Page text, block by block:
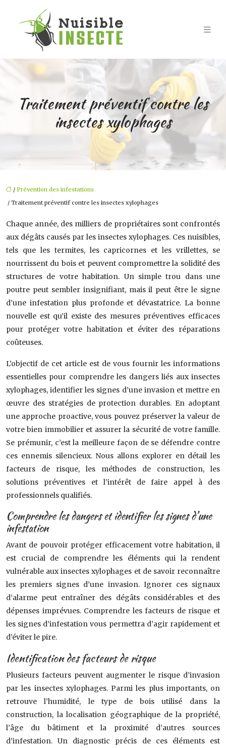
Traitement préventif contre les
insectes xylophages
/ Prévention des infestations
/ Traitement préventif contre les insectes xylophages
Chaque année, des milliers de propriétaires sont confrontés
aux dégâts causés par les insectes xylophages. Ces nuisibles,
tels que les termites, les capricornes et les vrillettes, se
nourrissent du bois et peuvent compromettre la solidité des
structures de votre habitation. Un simple trou dans une
poutre peut sembler insignifiant, mais il peut être le signe
d’une infestation plus profonde et dévastatrice. La bonne
nouvelle est qu’il existe des mesures préventives efficaces
pour protéger votre habitation et éviter des réparations
coûteuses.
L’objectif de cet article est de vous fournir les informations
essentielles pour comprendre les dangers liés aux insectes
xylophages, identifier les signes d’une invasion et mettre en
œuvre des stratégies de protection durables. En adoptant
une approche proactive, vous pouvez préserver la valeur de
votre bien immobilier et assurer la sécurité de votre famille.
Se prémunir, c’est la meilleure façon de se défendre contre
ces ennemis silencieux. Nous allons explorer en détail les
facteurs de risque, les méthodes de construction, les
solutions préventives et l’intérêt de faire appel à des
professionnels qualifiés.
Comprendre les dangers et identifier les signes d’une
infestation
Avant de pouvoir protéger efficacement votre habitation, il
est crucial de comprendre les éléments qui la rendent
vulnérable aux insectes xylophages et de savoir reconnaître
les premiers signes d’une invasion. Ignorer ces signaux
d’alarme peut entraîner des dégâts considérables et des
dépenses imprévues. Comprendre les facteurs de risque et
les signes d’infestation vous permettra d’agir rapidement et
d’éviter le pire.
Identification des facteurs de risque
Plusieurs facteurs peuvent augmenter le risque d’invasion
par les insectes xylophages. Parmi les plus importants, on
retrouve l’humidité, le type de bois utilisé dans la
construction, la localisation géographique de la propriété,
l’âge du bâtiment et la proximité d’autres sources
d’infestation. Un diagnostic précis de ces éléments est